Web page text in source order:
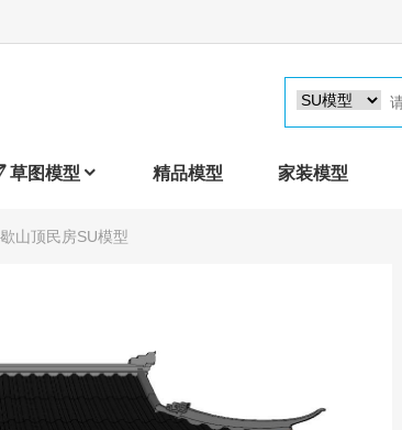
草图模型  精品模型 家装模型
山顶民房SU模型